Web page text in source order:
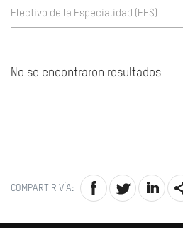
Electivo de la Especialidad (EES)
No se encontraron resultados
COMPARTIR VÍA: